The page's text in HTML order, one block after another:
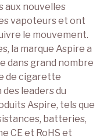
aux nouvelles
vapoteurs et ont
le mouvement.
la marque Aspire a
dans grand nombre
de cigarette
leaders du
Aspire, tels que
batteries,
CE et RoHS et